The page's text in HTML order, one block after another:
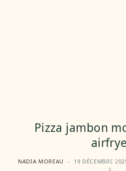
Pizza jambon
NADIA MOREAU 19 DÉCEMBRE